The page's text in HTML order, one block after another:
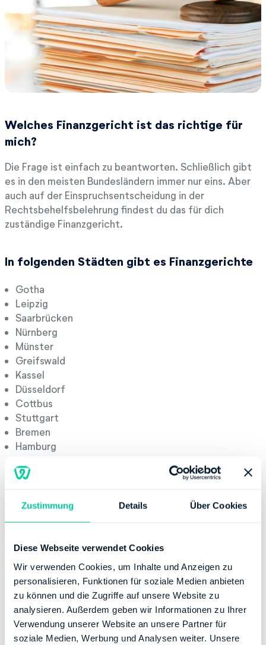
Zustimmung Details Über Cookies
Diese Webseite verwendet Cookies
Wir verwenden Cookies, um Inhalte und Anzeigen zu
personalisieren, Funktionen für soziale Medien anbieten
zu können und die Zugriffe auf unsere Website zu
analysieren. Außerdem geben wir Informationen zu Ihrer
Verwendung unserer Website an unsere Partner für
soziale Medien, Werbung und Analysen weiter. Unsere
Welches Finanzgericht ist das richtige für
mich?
Die Frage ist einfach zu beantworten. Schließlich gibt
es in den meisten Bundesländern immer nur eins. Aber
auch auf der Einspruchsentscheidung in der
Rechtsbehelfsbelehrung findest du das für dich
zuständige Finanzgericht.
In folgenden Städten gibt es Finanzgerichte
Gotha
Leipzig
Saarbrücken
Nürnberg
Münster
Greifswald
Kassel
Düsseldorf
Cottbus
Stuttgart
Bremen
Hamburg
München
Neustadt an der Weinstraße
in Freiburg und Augsburg gibt es Außensenate